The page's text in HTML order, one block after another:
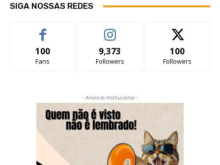
SIGA NOSSAS REDES
100
Fans
9,373
Followers
100
Followers
- Anúncio Institucional -